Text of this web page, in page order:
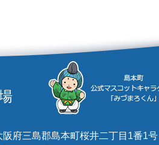
阪府三島郡島本町桜井二丁目1番1号